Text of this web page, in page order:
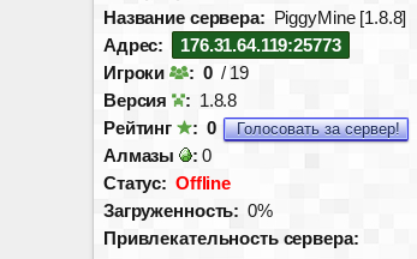
Название сервера: PiggyMine [1.8.8]
Адрес:
176.31.64.119:25773
Игроки
: 0 / 19
Версия
: 1.8.8
Рейтинг
: 0 Голосовать за сервер!
Алмазы : 0
Статус: Offline
Загруженность: 0%
Привлекательность сервера: